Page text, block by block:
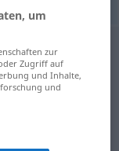
um
zur
Zugriff auf
und Inhalte,
und